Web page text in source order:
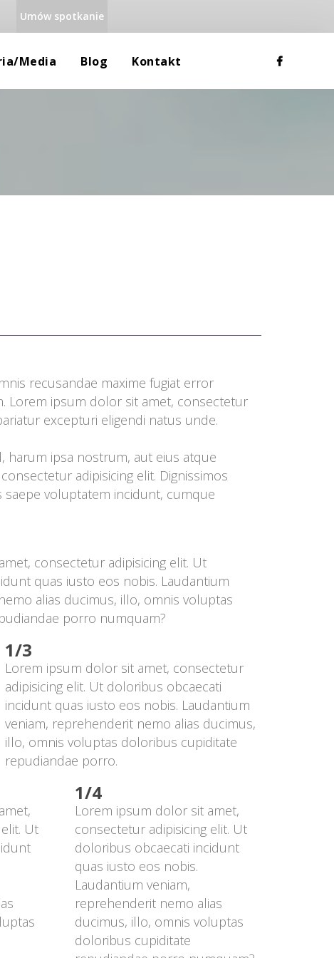
Umów spotkanie
media Blog
Równowaga Psychiczna
Kontakt
RODO
recusandae maxime fugiat error
Lorem ipsum dolor sit amet, consectetur
excepturi eligendi natus unde.
harum ipsa nostrum, aut eius atque
adipisicing elit. Dignissimos
voluptatem incidunt, cumque
consectetur adipisicing elit. Ut
quas iusto eos nobis. Laudantium
alias ducimus, illo, omnis voluptas
porro numquam?
1/3
Lorem ipsum dolor sit amet, consectetur
adipisicing elit. Ut doloribus obcaecati
incidunt quas iusto eos nobis. Laudantium
veniam, reprehenderit nemo alias ducimus,
illo, omnis voluptas doloribus cupiditate
repudiandae porro.
Ut
1/4
Lorem ipsum dolor sit amet,
consectetur adipisicing elit. Ut
doloribus obcaecati incidunt
quas iusto eos nobis.
Laudantium veniam,
reprehenderit nemo alias
ducimus, illo, omnis voluptas
doloribus cupiditate